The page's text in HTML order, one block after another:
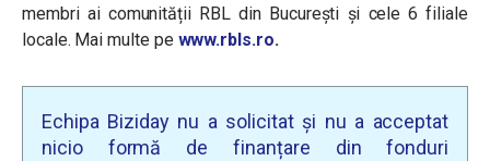
membri ai comunității RBL din București și cele 6 filiale
locale. Mai multe pe www.rbls.ro.
Echipa Biziday nu a solicitat și nu a acceptat
nicio formă de finanțare din fonduri